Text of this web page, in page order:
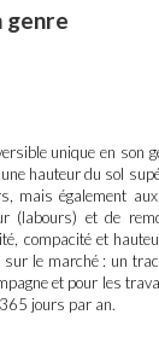
genre
unique en son
hauteur du sol
mais également
(labours) et de
compacité et
le marché : un
et pour les
jours par an.